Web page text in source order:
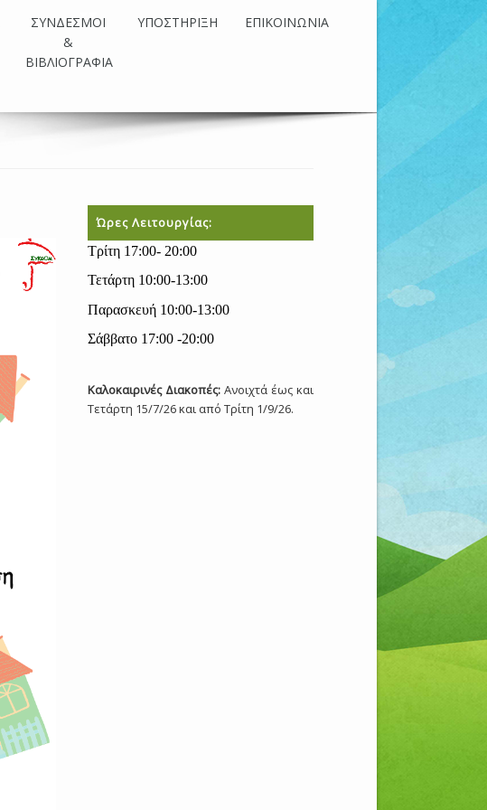
ΣΥΝΔΕΣΜΟΙ
&
ΒΙΒΛΙΟΓΡΑΦΙΑ
ΥΠΟΣΤΗΡΙΞΗ ΕΠΙΚΟΙΝΩΝΙΑ
Ώρες Λειτουργίας:
Τρίτη 17:00- 20:00
Τετάρτη 10:00-13:00
Παρασκευή 10:00-13:00
Σάββατο 17:00 -20:00
Καλοκαιρινές Διακοπές: Ανοιχτά έως και
Τετάρτη 15/7/26 και από Τρίτη 1/9/26.